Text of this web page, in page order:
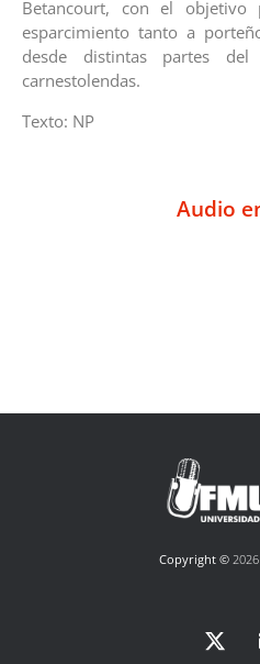
Betancourt, con el objetivo
esparcimiento tanto a
desde distintas partes
carnestolendas.
Texto: NP
Audio
Copyright ©